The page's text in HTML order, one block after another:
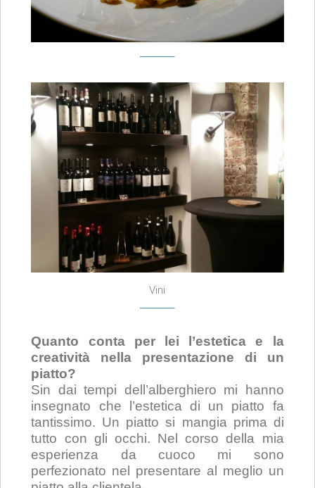
Vini
Quanto conta per lei l’estetica e la
creatività nella presentazione di un
piatto?
Sin dai tempi dell’alberghiero mi hanno
insegnato che l’estetica di un piatto fa
tantissimo. Un piatto si mangia prima di
tutto con gli occhi. Nel corso della mia
esperienza da cuoco mi sono
perfezionato nel presentare al meglio un